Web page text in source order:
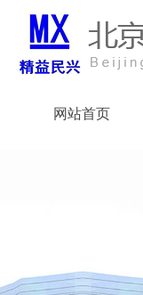
网站首页